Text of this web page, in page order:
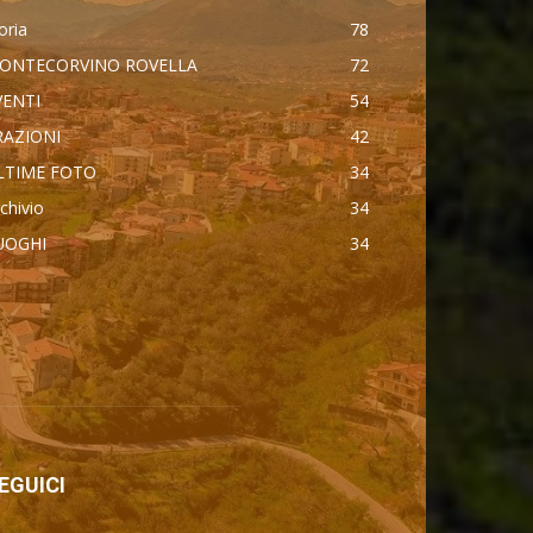
78
ROVELLA
72
54
42
FOTO
34
34
34
Maybach GLS 600
Escalade IQ 2026
Corolla Cross
Auto